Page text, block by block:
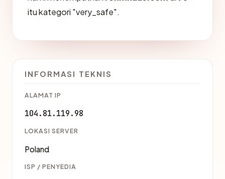
itu kategori "very_safe".
INFORMASI TEKNIS
ALAMAT IP
104.81.119.98
LOKASI SERVER
Poland
ISP / PENYEDIA